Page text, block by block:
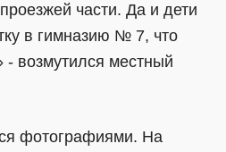
части. Да и дети
в гимназию № 7, что
- возмутился местный
фотографиями. На